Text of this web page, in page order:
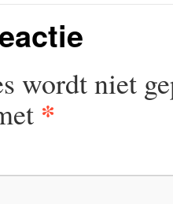
wordt niet
*